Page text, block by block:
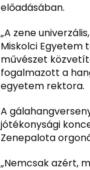
előadásában.
„A zene
Miskolci Egyetem
művészet
fogalmazott a
egyetem rektora.
A
jótékonysági
Zenepalota
„Nemcsak azért,